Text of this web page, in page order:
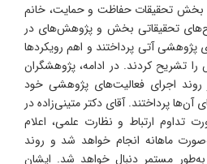
بخش تحقیقات حفاظت و حمایت، خانم
تحقیقاتی بخش و پژوهش‌های در
پژوهشی آتی پرداختند و اهم رویکردها
تشریح کردند. در ادامه، پژوهشگران
اجرای فعالیت‌های پژوهشی خود
آن‌‌ها پرداختند. آقای دکتر متینی‌زاده در
تداوم ارتباط و نظارت علمی، اعلام
ماهانه انجام خواهد شد و روند
به‌طور مستمر دنبال خواهد شد. ایشان